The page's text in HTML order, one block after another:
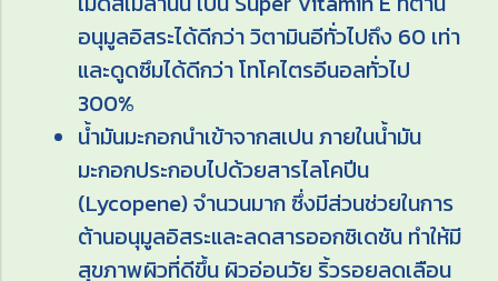
อนุมูลอิสระได้ดีกว่า วิตามินอีทั่วไปถึง 60 เท่า
และดูดซึมได้ดีกว่า โทโคไตรอีนอลทั่วไป
300%
น้ำมันมะกอกนำเข้าจากสเปน ภายในน้ำมัน
มะกอกประกอบไปด้วยสารไลโคปีน
(Lycopene) จำนวนมาก ซึ่งมีส่วนช่วยในการ
ต้านอนุมูลอิสระและลดสารออกซิเดชัน ทำให้มี
สุขภาพผิวที่ดีขึ้น ผิวอ่อนวัย ริ้วรอยลดเลือน